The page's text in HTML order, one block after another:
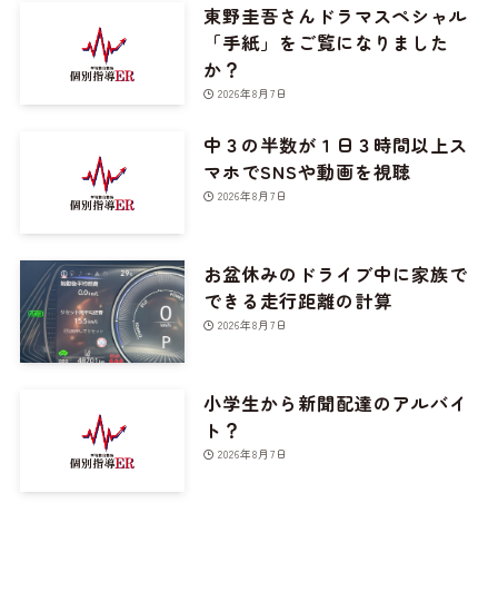
東野圭吾さんドラマスペシャル
「手紙」をご覧になりました
か？
2026年8月7日
中３の半数が１日３時間以上ス
マホでSNSや動画を視聴
2026年8月7日
お盆休みのドライブ中に家族で
できる走行距離の計算
2026年8月7日
小学生から新聞配達のアルバイ
ト？
2026年8月7日